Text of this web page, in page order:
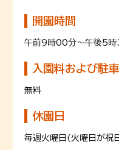
開園時間
午前9時00分～午後5
入園料および駐
無料
休園日
毎週火曜日(火曜日が祝